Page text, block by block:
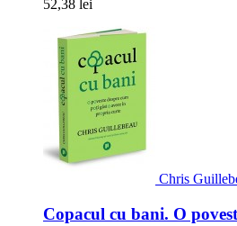
52,38 lei
Chris
Copacul cu bani. O